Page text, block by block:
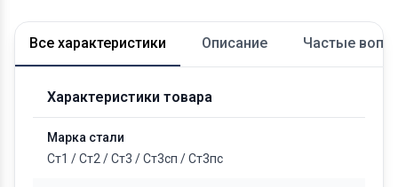
Все характеристики Описание Частые
Характеристики товара
Марка стали
Ст1 /Ст2 /Ст3 /Ст3сп /Ст3пс